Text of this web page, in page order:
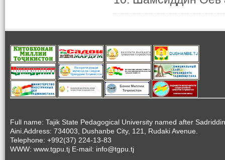
Full name: Tajik State Pedagogical University named after Sadriddin
Aini.Address: 734003, Dushanbe City, 121, Rudaki Avenue.
Telephone: +992(37) 224-13-83
WWW: www.tgpu.tj E-mail: info@tgpu.tj